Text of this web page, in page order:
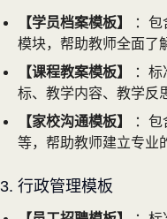
【学员档案模板】
：
模块，帮助教师全面了
【课程教案模板】
：
标、教学内容、教学反
【家校沟通模板】
：
等，帮助教师建立专业
3. 行政管理模板